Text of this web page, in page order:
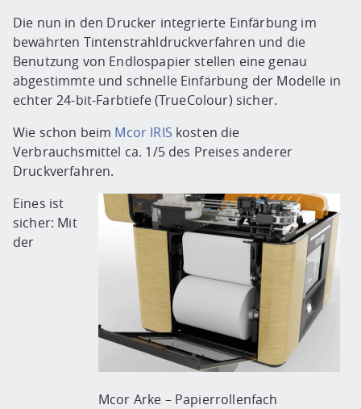
Die nun in den Drucker integrierte Einfärbung im
bewährten Tintenstrahldruckverfahren und die
Benutzung von Endlospapier stellen eine genau
abgestimmte und schnelle Einfärbung der Modelle in
echter 24-bit-Farbtiefe (TrueColour) sicher.
Wie schon beim Mcor IRIS kosten die
Verbrauchsmittel ca. 1/5 des Preises anderer
Druckverfahren.
Mcor Arke – Papierrollenfach
Eines ist
sicher: Mit
der